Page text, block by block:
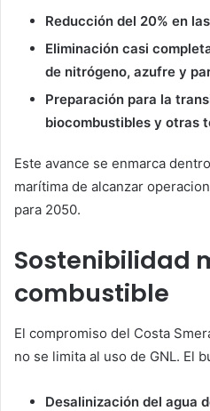
Reducción del 20% en
Eliminación casi
de nitrógeno, azufre y
Preparación para la
biocombustibles y otras
Este avance se enmarca
marítima de alcanzar
para 2050.
Sostenibilidad
combustible
El compromiso del Costa
no se limita al uso de GNL. El
Desalinización del agua